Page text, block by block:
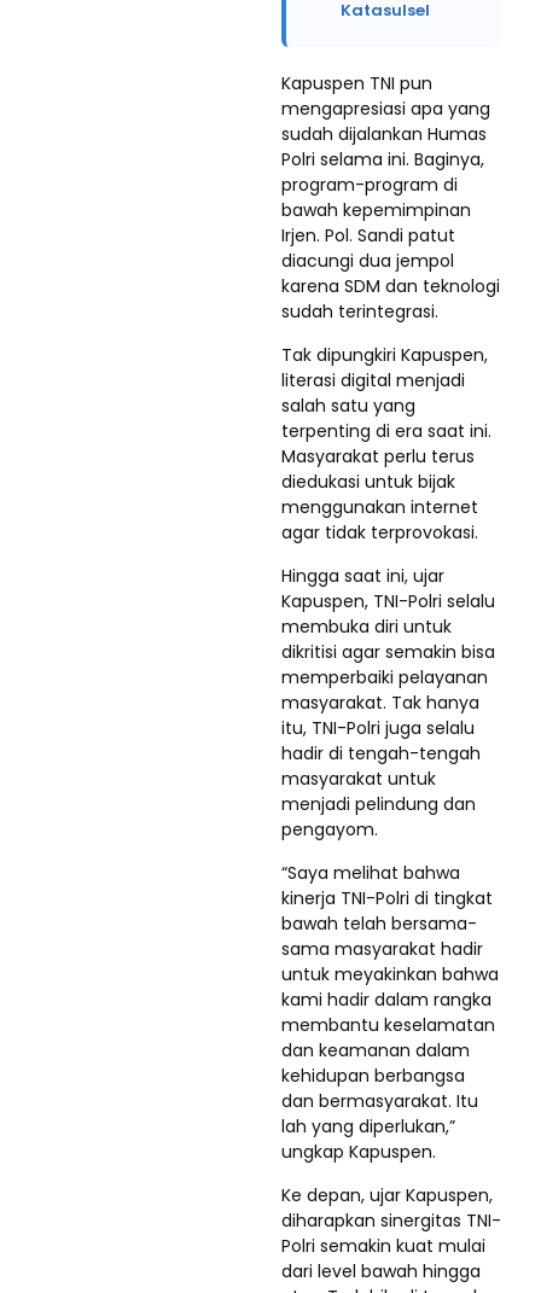
Katasulsel
Kapuspen TNI pun
mengapresiasi apa yang
sudah dijalankan Humas
Polri selama ini. Baginya,
program-program di
bawah kepemimpinan
Irjen. Pol. Sandi patut
diacungi dua jempol
karena SDM dan teknologi
sudah terintegrasi.
Tak dipungkiri Kapuspen,
literasi digital menjadi
salah satu yang
terpenting di era saat ini.
Masyarakat perlu terus
diedukasi untuk bijak
menggunakan internet
agar tidak terprovokasi.
Hingga saat ini, ujar
Kapuspen, TNI-Polri selalu
membuka diri untuk
dikritisi agar semakin bisa
memperbaiki pelayanan
masyarakat. Tak hanya
itu, TNI-Polri juga selalu
hadir di tengah-tengah
masyarakat untuk
menjadi pelindung dan
pengayom.
“Saya melihat bahwa
kinerja TNI-Polri di tingkat
bawah telah bersama-
sama masyarakat hadir
untuk meyakinkan bahwa
kami hadir dalam rangka
membantu keselamatan
dan keamanan dalam
kehidupan berbangsa
dan bermasyarakat. Itu
lah yang diperlukan,”
ungkap Kapuspen.
Ke depan, ujar Kapuspen,
diharapkan sinergitas TNI-
Polri semakin kuat mulai
dari level bawah hingga